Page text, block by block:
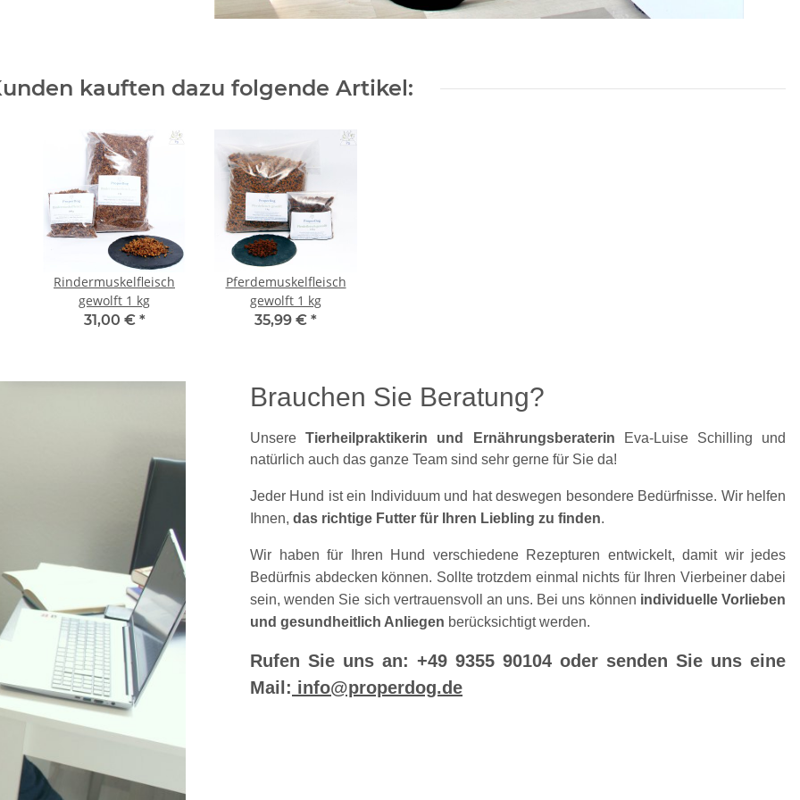
kauften dazu folgende Artikel:
Rindermuskelfleisch
gewolft 1 kg
31,00 € *
Pferdemuskelfleisch
gewolft 1 kg
35,99 € *
Brauchen Sie Beratung?
Unsere Tierheilpraktikerin und Ernährungsberaterin
Eva-Luise Schilling und
natürlich auch das ganze Team sind sehr gerne für Sie da!
Jeder Hund ist ein Individuum und hat deswegen besondere Bedürfnisse. Wir helfen
Ihnen, das richtige Futter für Ihren Liebling zu finden.
Wir haben für Ihren Hund verschiedene Rezepturen entwickelt, damit wir jedes
Bedürfnis abdecken können. Sollte trotzdem einmal nichts für Ihren Vierbeiner dabei
sein, wenden Sie sich vertrauensvoll an uns. Bei uns können individuelle Vorlieben
und gesundheitlich Anliegen berücksichtigt werden.
Rufen Sie uns an: +49 9355 90104 oder senden Sie uns eine
Mail: info@properdog.de